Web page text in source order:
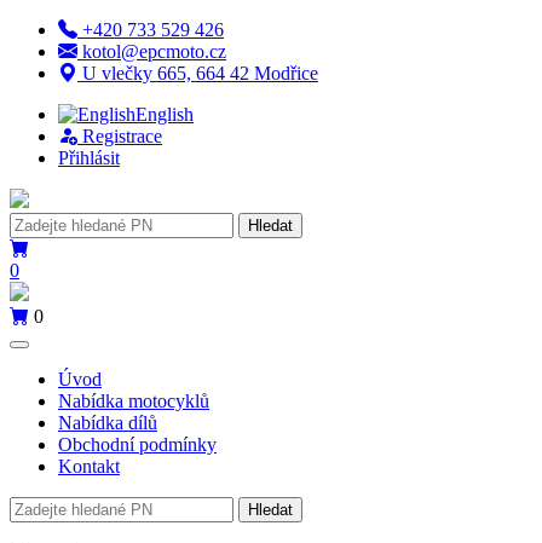
+420 733 529 426
kotol@epcmoto.cz
U vlečky 665, 664 42 Modřice
English
Registrace
Přihlásit
Hledat
0
0
Úvod
Nabídka motocyklů
Nabídka dílů
Obchodní podmínky
Kontakt
Hledat